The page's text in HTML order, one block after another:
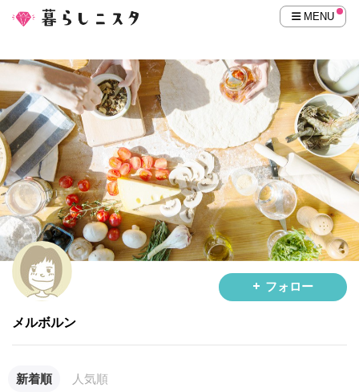
MENU
フォロー
メルボルン
新着順 人気順